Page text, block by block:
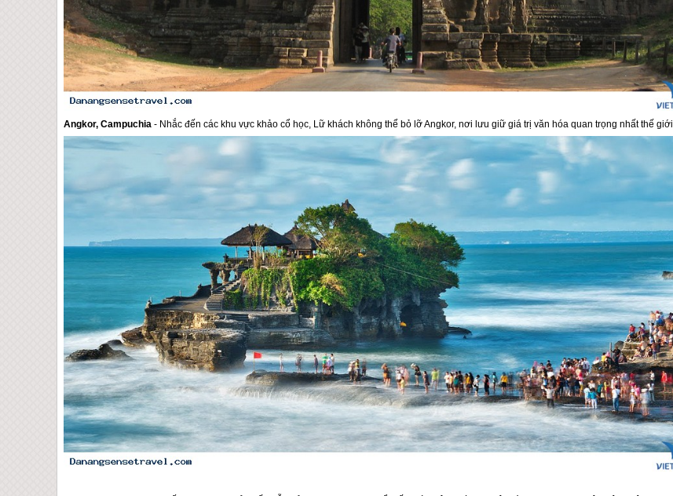
Angkor, Campuchia - Nhắc đến các khu vực khảo cổ học, Lữ khách không thể bỏ lỡ Angkor, nơi lưu giữ giá trị văn hóa quan trọng nhất thế giới.